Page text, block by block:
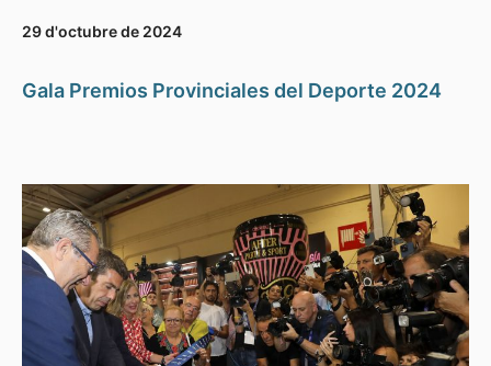
29 d'octubre de 2024
Gala Premios Provinciales del Deporte 2024